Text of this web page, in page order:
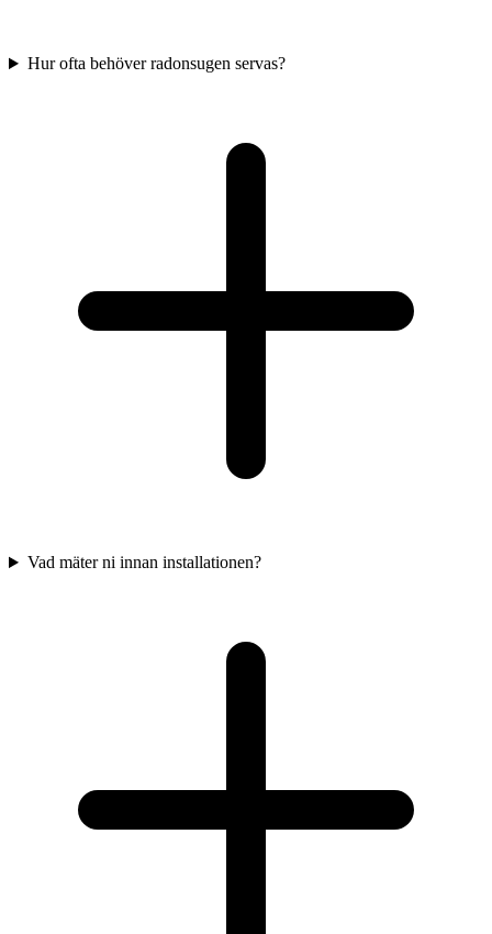
Hur ofta behöver radonsugen servas?
Vad mäter ni innan installationen?